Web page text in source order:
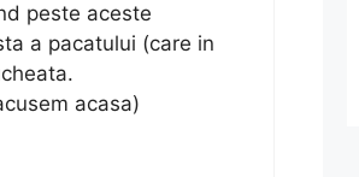
peste aceste
a pacatului (care in
acasa)